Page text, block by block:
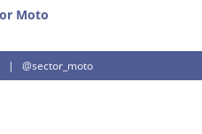
| @sector_moto